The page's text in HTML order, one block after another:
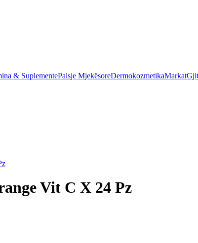
& SuplementePaisje MjekësoreDermokozmetikaMarkat
Vit C X 24 Pz